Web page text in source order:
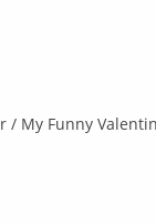
/ My Funny